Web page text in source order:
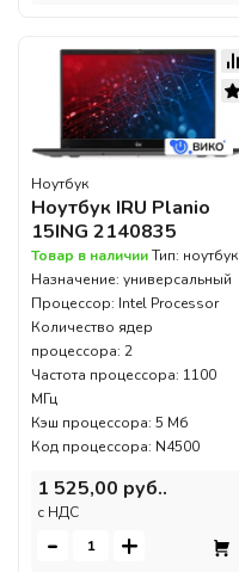
Ноутбук
Ноутбук IRU Planio
15ING 2140835
Товар в наличииТип: ноутбук
Назначение: универсальный
Процессор: Intel Processor
Количество ядер
процессора: 2
Частота процессора: 1100
МГц
Кэш процессора: 5 Мб
Код процессора: N4500
1 525,00 руб..
c НДС
- +